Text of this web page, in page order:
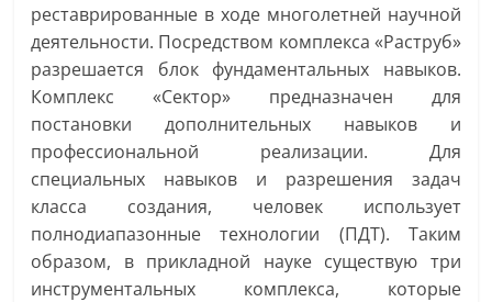
реставрированные в ходе многолетней научной
деятельности. Посредством комплекса «Раструб»
разрешается блок фундаментальных навыков.
Комплекс «Сектор» предназначен для
постановки дополнительных навыков и
профессиональной реализации. Для
специальных навыков и разрешения задач
класса создания, человек использует
полнодиапазонные технологии (ПДТ). Таким
образом, в прикладной науке существую три
инструментальных комплекса, которые